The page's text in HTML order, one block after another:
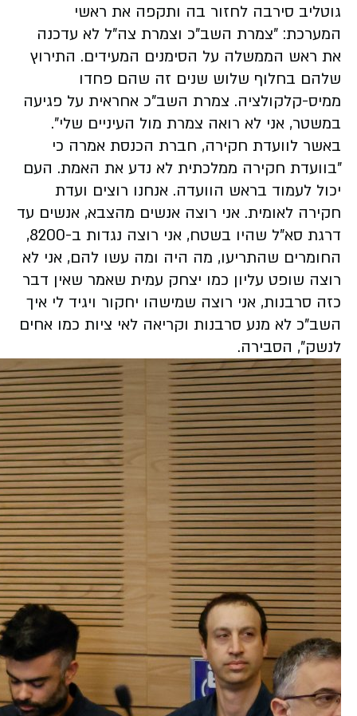
גוטליב סירבה לחזור בה ותקפה את ראשי
המערכת: "צמרת השב"כ וצמרת צה"ל לא עדכנה
את ראש הממשלה על הסימנים המעידים. התירוץ
שלהם בחלוף שלוש שנים זה שהם פחדו
ממיס-קלקולציה. צמרת השב"כ אחראית על פגיעה
במשטר, אני לא רואה צמרת מול העיניים שלי".
באשר לוועדת חקירה, חברת הכנסת אמרה כי
"בוועדת חקירה ממלכתית לא נדע את האמת. העם
יכול לעמוד בראש הוועדה. אנחנו רוצים ועדת
חקירה לאומית. אני רוצה אנשים מהצבא, אנשים עד
דרגת סא"ל שהיו בשטח, אני רוצה נגדות ב-8200,
החומרים שהתריעו, מה היה ומה עשו להם, אני לא
רוצה שופט עליון כמו יצחק עמית שאמר שאין דבר
כזה סרבנות, אני רוצה שמישהו יחקור ויגיד לי איך
השב"כ לא מנע סרבנות וקריאה לאי ציות כמו אחים
לנשק", הסבירה.